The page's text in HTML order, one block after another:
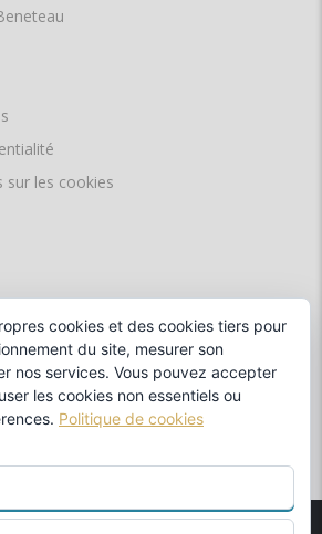
sur les cookies
cookies et des cookies tiers pour
du site, mesurer son
nos services. Vous pouvez accepter
les cookies non essentiels ou
Politique de cookies